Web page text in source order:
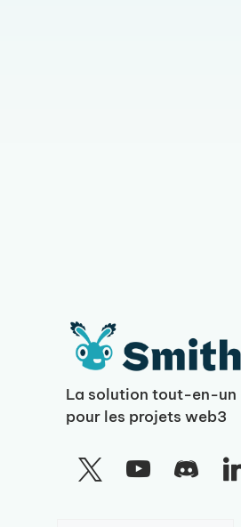
La solution tout-en-un
pour les projets web3